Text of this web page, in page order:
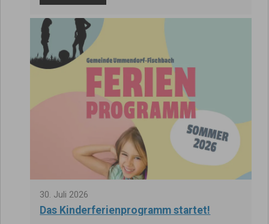
30. Juli 2026
Das Kinderferienprogramm startet!